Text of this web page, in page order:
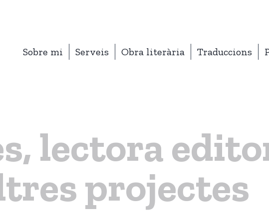
Sobre mi Serveis Obra literària Traduccions
lectora
projectes